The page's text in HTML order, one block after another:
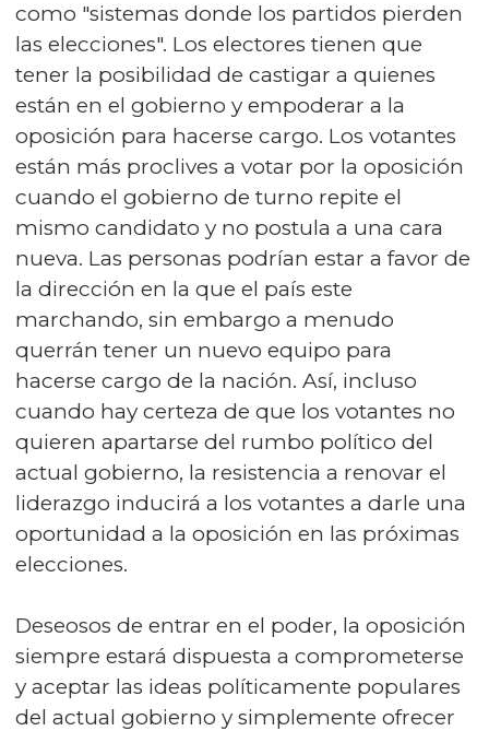
como "sistemas donde los partidos pierden
las elecciones". Los electores tienen que
tener la posibilidad de castigar a quienes
están en el gobierno y empoderar a la
oposición para hacerse cargo. Los votantes
están más proclives a votar por la oposición
cuando el gobierno de turno repite el
mismo candidato y no postula a una cara
nueva. Las personas podrían estar a favor de
la dirección en la que el país este
marchando, sin embargo a menudo
querrán tener un nuevo equipo para
hacerse cargo de la nación. Así, incluso
cuando hay certeza de que los votantes no
quieren apartarse del rumbo político del
actual gobierno, la resistencia a renovar el
liderazgo inducirá a los votantes a darle una
oportunidad a la oposición en las próximas
elecciones.
Deseosos de entrar en el poder, la oposición
siempre estará dispuesta a comprometerse
y aceptar las ideas políticamente populares
del actual gobierno y simplemente ofrecer